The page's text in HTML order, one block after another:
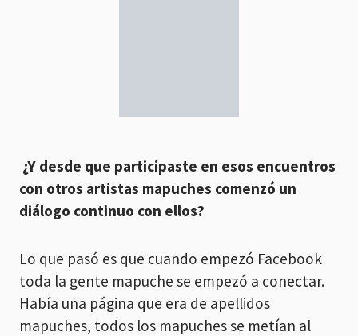
¿Y desde que participaste en esos encuentros
con otros artistas mapuches comenzó un
diálogo continuo con ellos?
Lo que pasó es que cuando empezó Facebook
toda la gente mapuche se empezó a conectar.
Había una página que era de apellidos
mapuches, todos los mapuches se metían al